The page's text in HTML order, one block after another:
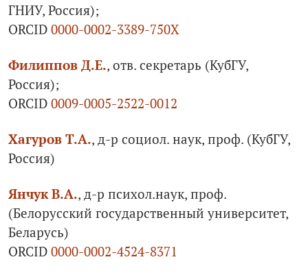
ГНИУ, Россия);
ORCID 0000-0002-3389-750X
Филиппов Д.Е., отв. секретарь (КубГУ,
Россия);
ORCID 0009-0005-2522-0012
Хагуров Т.А., д-р социол. наук, проф. (КубГУ,
Россия)
Янчук В.А., д-р психол.наук, проф.
(Белорусский государственный университет,
Беларусь)
ORCID 0000-0002-4524-8371